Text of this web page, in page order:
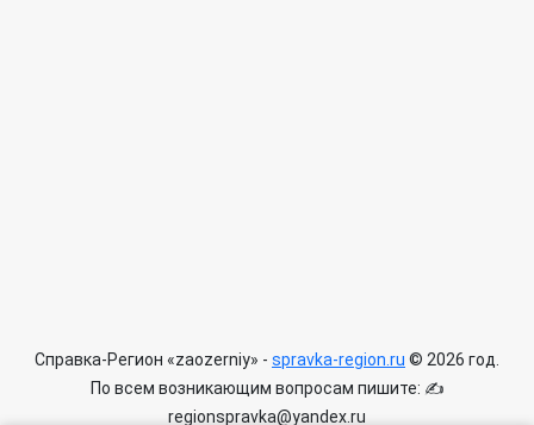
Справка-Регион «zaozerniy» - spravka-region.ru © 2026 год.
По всем возникающим вопросам пишите: ✍
regionspravka@yandex.ru